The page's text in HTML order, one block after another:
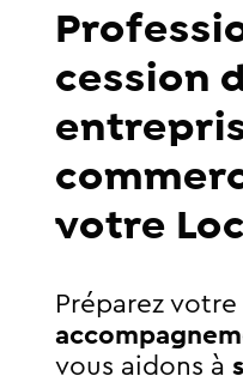
cession
votre
Préparez
vous aidons à